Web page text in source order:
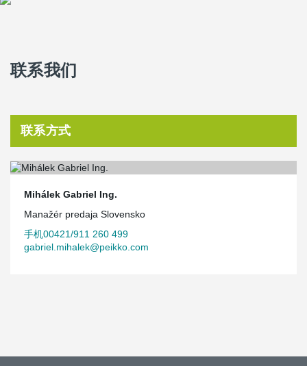
联系我们
联系方式
Mihálek Gabriel Ing.
Manažér predaja Slovensko
手机00421/911 260 499
gabriel.mihalek@peikko.com